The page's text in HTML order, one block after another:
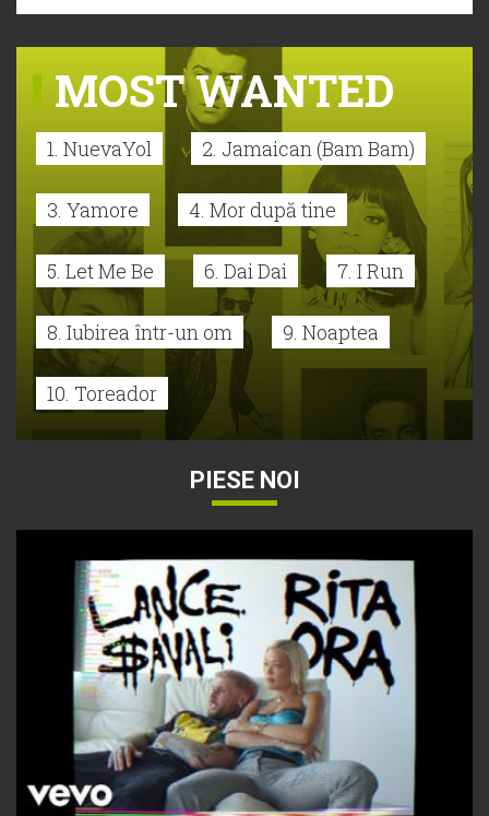
MOST WANTED
1. NuevaYol 2. Jamaican (Bam Bam)
3. Yamore 4. Mor după tine
5. Let Me Be 6. Dai Dai 7. I Run
8. Iubirea într-un om 9. Noaptea
10. Toreador
PIESE NOI